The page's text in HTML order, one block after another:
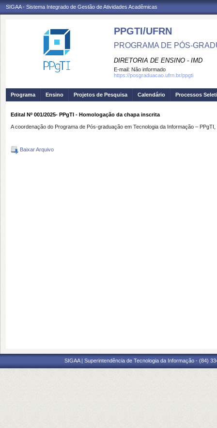
SIGAA - Sistema Integrado de Gestão de Atividades Acadêmicas
PPGTI/UFRN
PROGRAMA DE PÓS-
DIRETORIA DE ENSINO - IMD
E-mail: Não informado
https://posgraduacao.ufrn.br/ppgti
Programa Ensino Projetos de Pesquisa Calendário Processos
Edital Nº 001/2025- PPgTI - Homologação da chapa inscrita
A coordenação do Programa de Pós-graduação em Tecnologia da Informação –
Baixar Arquivo
SIGAA | Superintendência de Tecnologia da Informação - (84)